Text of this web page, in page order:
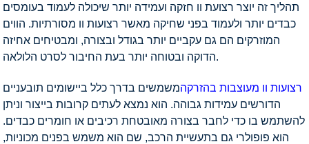
תהליך זה יוצר רצועת וו חזקה ועמידה יותר שיכולה לעמוד בעומסים
כבדים יותר ולעמוד בפני שחיקה מאשר רצועות וו מסורתיות. הווים
המוזרקים הם גם עקביים יותר בגודל ובצורה, ומבטיחים אחיזה
הדוקה ובטוחה יותר בעת החיבור לסרט הלולאה.
רצועות וו מעוצבות בהזרקהמשמשים בדרך כלל ביישומים תובעניים
הדורשים עמידות גבוהה. הוא נמצא לעתים קרובות בייצור וניתן
להשתמש בו כדי לחבר בצורה מאובטחת רכיבים או חומרים כבדים.
הוא פופולרי גם בתעשיית הרכב, שם הוא משמש בפנים מכוניות,